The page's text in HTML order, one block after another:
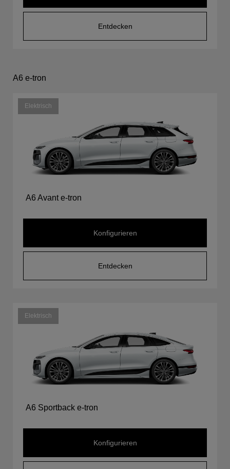
Entdecken
A6 e-tron
Elektrisch
A6 Avant e-tron
Konfigurieren
Entdecken
Elektrisch
A6 Sportback e-tron
Konfigurieren